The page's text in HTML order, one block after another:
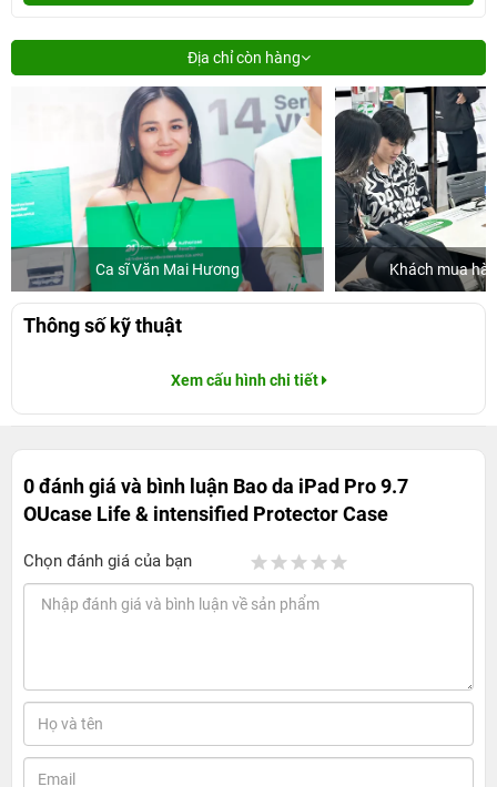
Địa chỉ còn hàng
Ca sĩ Văn Mai Hương Khách mua
Thông số kỹ thuật
Xem cấu hình chi tiết
0 đánh giá và bình luận Bao da iPad Pro 9.7
OUcase Life & intensified Protector Case
Chọn đánh giá của bạn